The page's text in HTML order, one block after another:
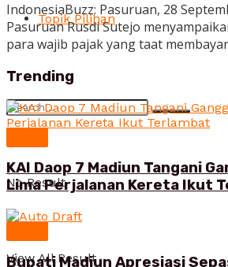
Topik Pilihan
No Result
View All Result
IndonesiaBuzz: Pasuruan, 28
Pasuruan Rusdi Sutejo
para wajib pajak yang taat membayar
Trending
KAI Daop 7 Madiun Tangani
Lima Perjalanan Kereta Ikut
Bupati Madiun Apresiasi